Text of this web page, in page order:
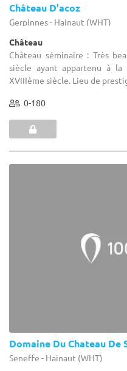
Château D'acoz
Gerpinnes - Hainaut (WHT)
Château
Château séminaire : Très
siècle ayant appartenu à la
XVIIIème siècle. Lieu de
0-180
Domaine Du Chateau De
Seneffe - Hainaut (WHT)